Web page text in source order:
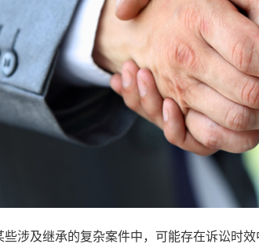
及继承的复杂案件中，可能存在诉讼时效